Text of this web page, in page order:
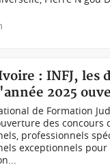
: INFJ, les
2025
de Formation
des concours
professionnels
exceptionnels pour